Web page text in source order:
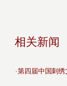
相关新闻
·第四届中国刺